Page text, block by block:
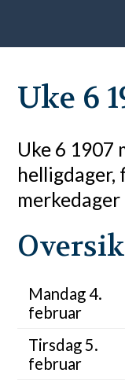
Uke 6
Uke 6 1907
helligdager,
merkedager
Mandag 4.
februar
Tirsdag 5.
februar